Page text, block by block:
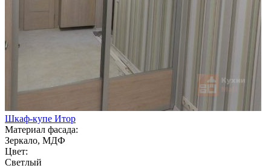
Шкаф-купе Итор
Материал фасада:
Зеркало, МДФ
Цвет:
Светлый